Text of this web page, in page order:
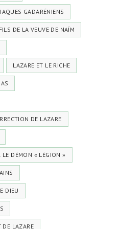
GADARÉNIENS
DE LA VEUVE DE NAÏM
LAZARE ET LE RICHE
DE LAZARE
LE DÉMON « LÉGION »
DIEU
DE LAZARE